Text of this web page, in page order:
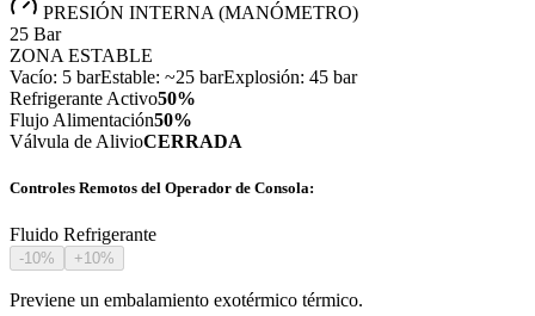
PRESIÓN INTERNA (MANÓMETRO)
25 Bar
ZONA ESTABLE
Vacío: 5 barEstable: ~25 barExplosión: 45 bar
Refrigerante Activo50%
Flujo Alimentación50%
Válvula de AlivioCERRADA
Controles Remotos del Operador de Consola:
Fluido Refrigerante
-10% +10%
Previene un embalamiento exotérmico térmico.